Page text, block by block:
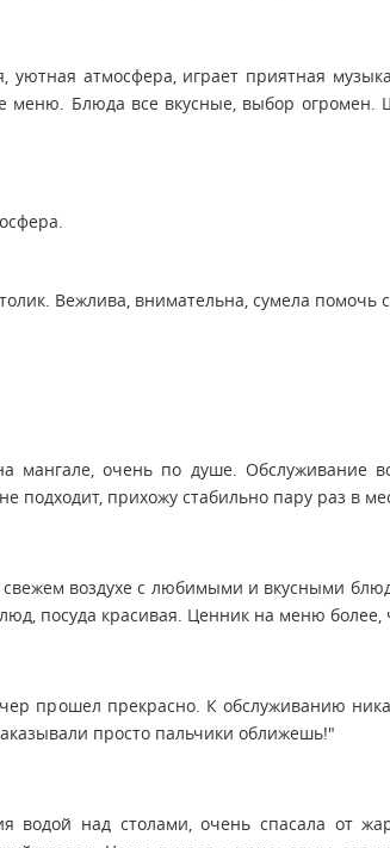
атмосфера, играет приятная
меню. Блюда все вкусные, выбор
Вежлива, внимательна, сумела помочь
очень по душе. Обслуживание
подходит, прихожу стабильно пару раз в
воздухе с любимыми и вкусными
посуда красивая. Ценник на меню более,
прошел прекрасно. К обслуживанию
просто пальчики оближешь!"
над столами, очень спасала от